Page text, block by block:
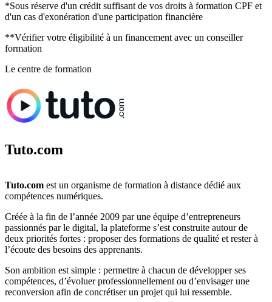
*Sous réserve d'un crédit suffisant de vos droits à formation CPF et
d'un cas d'exonération d'une participation financière
**Vérifier votre éligibilité à un financement avec un conseiller
formation
Le centre de formation
Tuto.com
Tuto.com est un organisme de formation à distance dédié aux
compétences numériques.
Créée à la fin de l’année 2009 par une équipe d’entrepreneurs
passionnés par le digital, la plateforme s’est construite autour de
deux priorités fortes : proposer des formations de qualité et rester à
l’écoute des besoins des apprenants.
Son ambition est simple : permettre à chacun de développer ses
compétences, d’évoluer professionnellement ou d’envisager une
reconversion afin de concrétiser un projet qui lui ressemble.